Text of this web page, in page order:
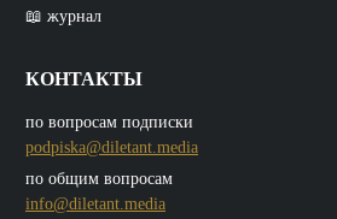
📖 журнал
КОНТАКТЫ
по вопросам подписки
podpiska@diletant.media
по общим вопросам
info@diletant.media